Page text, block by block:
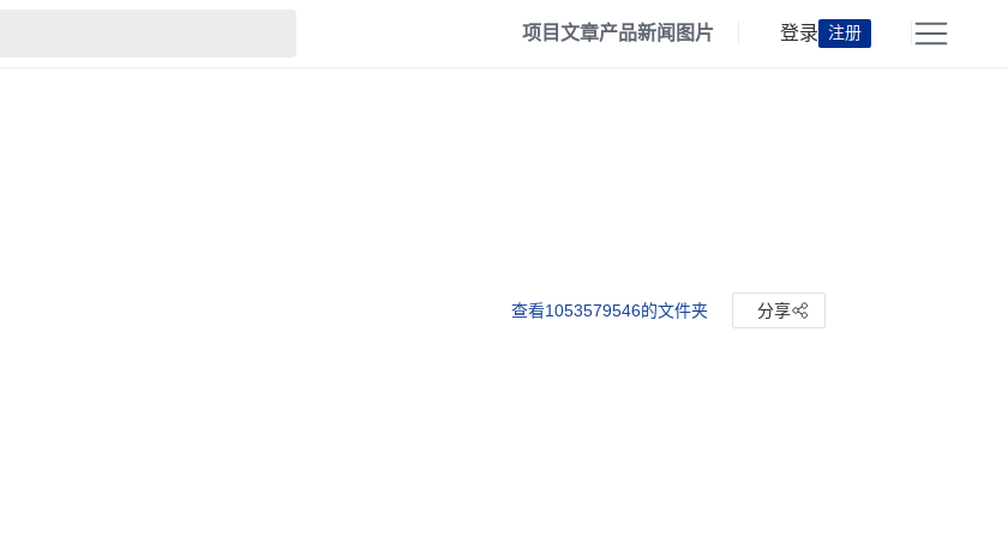
项目文章产品新闻 图片 登录 注册
查看1053579546的文件夹 分享